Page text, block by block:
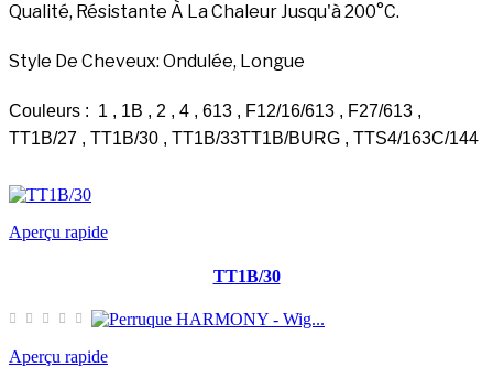
Qualité, Résistante À La Chaleur Jusqu'à 200°C.
Style De Cheveux: Ondulée, Longue
Couleurs : 1 , 1B , 2 , 4 , 613 , F12/16/613 , F27/613 ,
TT1B/27 , TT1B/30 , TT1B/33TT1B/BURG , TTS4/163C/144
Aperçu rapide
TT1B/30
Aperçu rapide